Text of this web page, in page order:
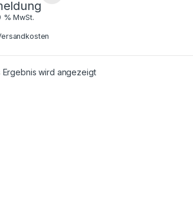
% MwSt.
Ergebnis wird angezeigt